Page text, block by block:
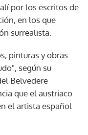
por los escritos de
en los que
surrealista.
pinturas y obras
según su
Belvedere
que el austriaco
el artista español